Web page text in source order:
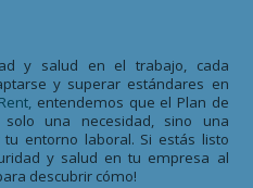
y salud en el trabajo, cada
y superar estándares en
entendemos que el Plan de
una necesidad, sino una
entorno laboral. Si estás listo
y salud en tu empresa al
descubrir cómo!